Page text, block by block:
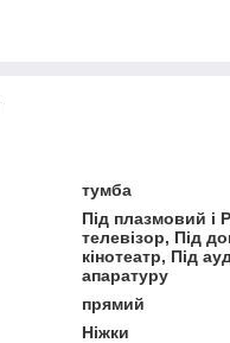
тумба
Під плазмовий і
телевізор, Під
кінотеатр, Під
апаратуру
прямий
Ніжки